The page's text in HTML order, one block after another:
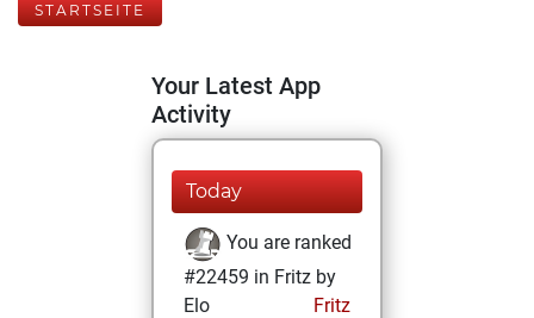
STARTSEITE
Your Latest App
Activity
Today
You are ranked
#22459 in Fritz by
Elo
Fritz